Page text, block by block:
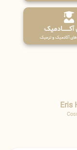
های آکادمیک و ترمیک
Eris